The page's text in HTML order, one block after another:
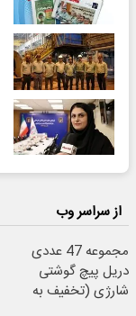
از سراسر وب
مجموعه 47 عددی
دریل پیچ گوشتی
شارژی (تخفیف به